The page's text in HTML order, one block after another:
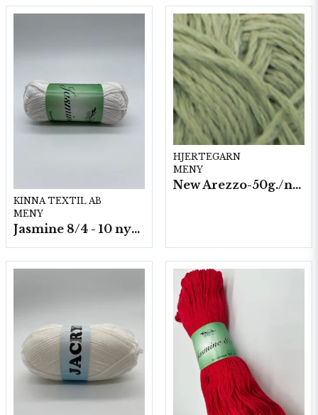
KINNA TEXTIL AB
MENY
Jasmine 8/4 - 10 nystan a50g./fp.
HJERTEGARN
MENY
New Arezzo-50g./nyst. 10 st/fp.